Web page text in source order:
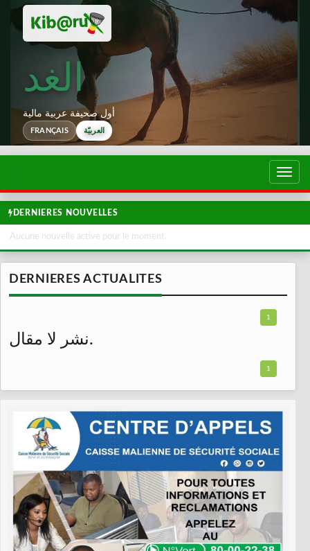
الغد
أول صحيفة عربية مالية
FRANÇAIS العربيّة
تبديل
DERNIERES NOUVELLES
Aucune nouvelle active pour le moment.
DERNIERES ACTUALITES
1
نشر لا مقال.
1